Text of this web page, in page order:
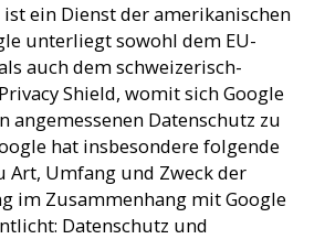
ist ein Dienst der amerikanischen
unterliegt sowohl dem EU-
auch dem schweizerisch-
Shield, womit sich Google
angemessenen Datenschutz zu
hat insbesondere folgende
Art, Umfang und Zweck der
im Zusammenhang mit Google
Datenschutz und